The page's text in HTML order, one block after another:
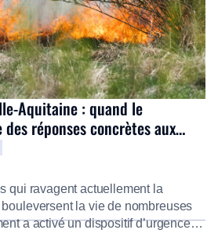
Aquitaine : quand le
réponses concrètes aux
qui ravagent actuellement la
la vie de nombreuses
a activé un dispositif d’urgence